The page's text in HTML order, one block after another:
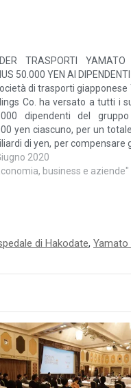
TRASPORTI YAMATO
50.000 YEN AI DIPENDENTI
di trasporti giapponese
Co. ha versato a tutti i
dipendenti del
yen ciascuno, per un
di yen, per compensare
di lavoro aggiuntivo
dell'epidemia di
2020
business e aziende"
di Hakodate, Yamato